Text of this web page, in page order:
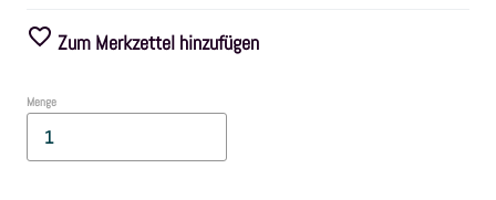
Herbst
Weihnachten
Zum Merkzettel hinzufügen
Menge